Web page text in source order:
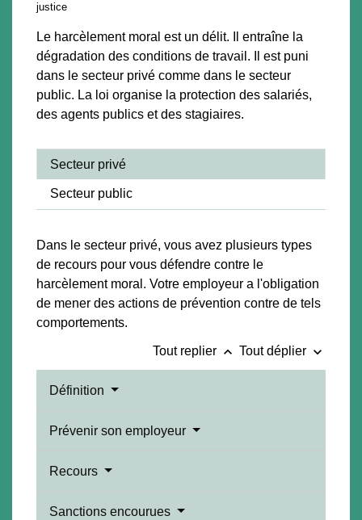
justice
Le harcèlement moral est un délit. Il entraîne la
dégradation des conditions de travail. Il est puni
dans le secteur privé comme dans le secteur
public. La loi organise la protection des salariés,
des agents publics et des stagiaires.
Secteur privé
Secteur public
Dans le secteur privé, vous avez plusieurs types
de recours pour vous défendre contre le
harcèlement moral. Votre employeur a l'obligation
de mener des actions de prévention contre de tels
comportements.
Tout replier keyboard_arrow_up Tout déplier keyboard_arrow_down
Définition
Prévenir son employeur
Recours
Sanctions encourues